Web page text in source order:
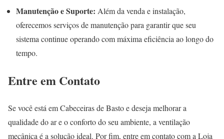
Manutenção e Suporte: Além da venda e instalação,
oferecemos serviços de manutenção para garantir que seu
sistema continue operando com máxima eficiência ao longo do
tempo.
Entre em Contato
Se você está em Cabeceiras de Basto e deseja melhorar a
qualidade do ar e o conforto do seu ambiente, a ventilação
mecânica é a solução ideal. Por fim, entre em contato com a Loja